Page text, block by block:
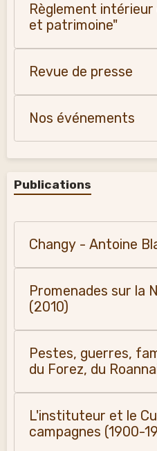
Règlement
et patrimoine"
Revue de presse
Nos événements
Publications
Changy - Antoine
Promenades sur la
(2010)
Pestes, guerres,
du Forez, du
L'instituteur et le
campagnes (1900-